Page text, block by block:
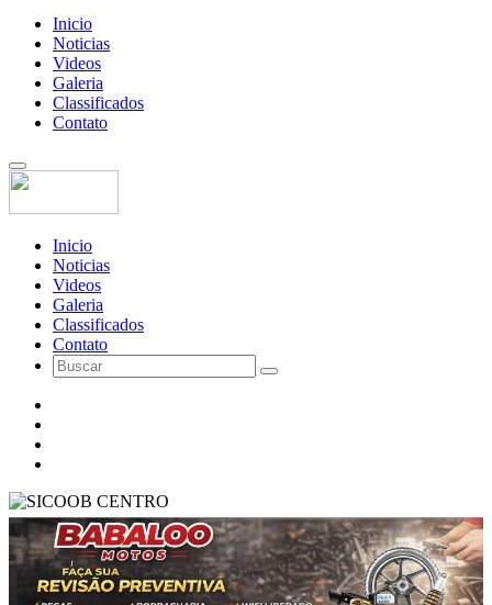
Inicio
Noticias
Videos
Galeria
Classificados
Contato
Inicio
Noticias
Videos
Galeria
Classificados
Contato